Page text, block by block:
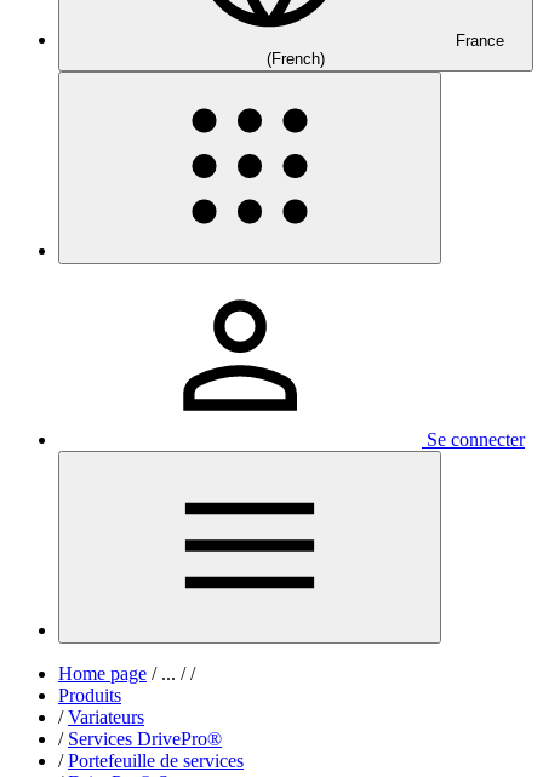
France
(French)
Se connecter
Home page /... / /
Produits
/ Variateurs
/ Services DrivePro®
/ Portefeuille de services